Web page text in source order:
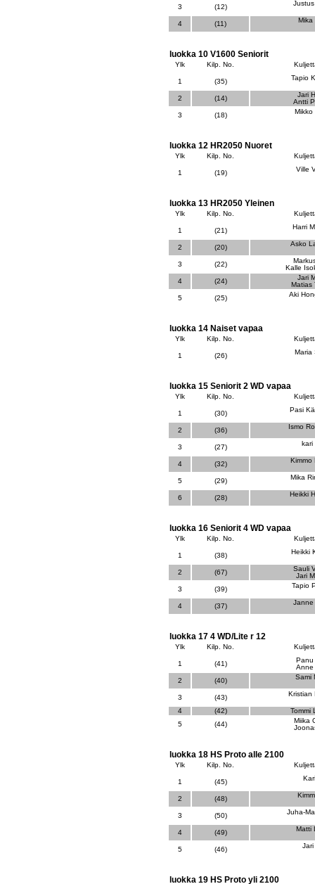
3 (12)
4 (11) Mika
luokka 10 V1600 Seniorit
Ylk Kilp. No.
1 (35) Tapio
2 (14)
Jari
Antti
3
(18) Mikko
luokka 12 HR2050 Nuoret
Ylk Kilp. No.
1 (19) Ville
luokka 13 HR2050 Yleinen
Ylk Kilp. No.
1 (21) Harri
2 (20) Asko
3 (22)
Kalle
4
(24)
Jari
Matias
5
(25) Aki
luokka 14 Naiset vapaa
Ylk Kilp. No.
1 (26) Maria
luokka 15 Seniorit 2 WD vapaa
Ylk Kilp. No.
1 (30) Pasi
2 (36) Ismo
3 (27) kari
4 (32) Kimmo
5 (29) Mika
6 (28) Heikki
luokka 16 Seniorit 4 WD vapaa
Ylk Kilp. No.
1 (38) Heikki
2 (67)
Sauli
Jari
3
(39) Tapio
4 (37) Janne
luokka 17 4 WD/Lite r 12
Ylk Kilp. No.
1 (41)
Panu
Anne
2
(40) Sami
3 (43) Kristian
4 (42)
Tommi
5
(44)
Miika
luokka 18 HS Proto alle 2100
Ylk Kilp. No.
1 (45)
2 (48)
3 (50) Juha-
4 (49) Matti
5 (46) Jari
luokka 19 HS Proto yli 2100